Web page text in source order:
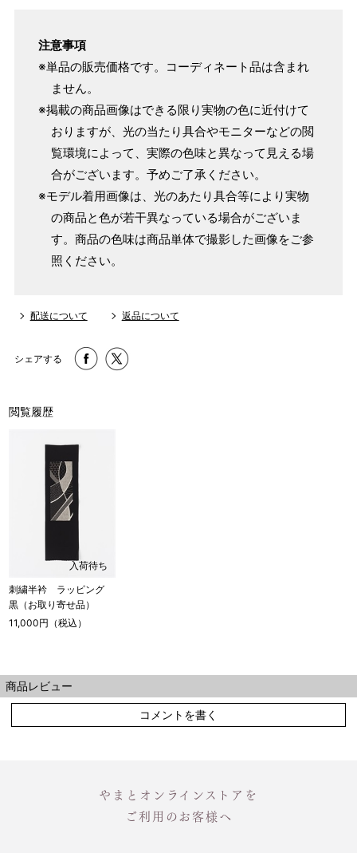
注意事項
※単品の販売価格です。コーディネート品は含まれ
ません。
※掲載の商品画像はできる限り実物の色に近付けて
おりますが、光の当たり具合やモニターなどの閲
覧環境によって、実際の色味と異なって見える場
合がございます。予めご了承ください。
※モデル着用画像は、光のあたり具合等により実物
の商品と色が若干異なっている場合がございま
す。商品の色味は商品単体で撮影した画像をご参
照ください。
配送について 返品について
シェアする
閲覧履歴
入荷待ち
刺繍半衿 ラッピング
黒（お取り寄せ品）
11,000円（税込）
商品レビュー
コメントを書く
やまとオンラインストアを
ご利用のお客様へ